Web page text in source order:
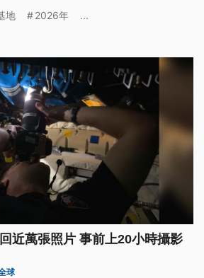
在2032年前實現人類定居月球
地 2026年 ...
近萬張照片 事前上20小時攝影
球